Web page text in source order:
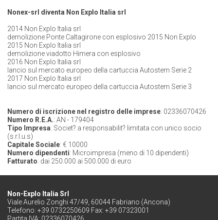
Nonex-srl diventa Non Explo Italia srl
2014 Non Explo Italia srl
demolizione Ponte Caltagirone con esplosivo 2015 Non Explo
2015 Non Explo Italia srl
demolizione viadotto Himera con esplosivo
2016 Non Explo Italia srl
lancio sul mercato europeo della cartuccia Autostem Serie 2
2017 Non Explo Italia srl
lancio sul mercato europeo della cartuccia Autostem Serie 3
Numero di iscrizione nel registro delle imprese: 02336070426
Numero R.E.A.: AN - 179404
Tipo Impresa: Societ? a responsabilit? limitata con unico socio
(s.r.l.u.s)
Capitale Sociale: € 10000
Numero dipendenti: Microimpresa (meno di 10 dipendenti)
Fatturato: dai 250.000 ai 500.000 di euro
Non-Explo Italia Srl
Viale Aurelio Zonghi 47/49, 60044 Fabriano (Ancona)
Telefono: +39 0732250609 Fax: +39 07323001